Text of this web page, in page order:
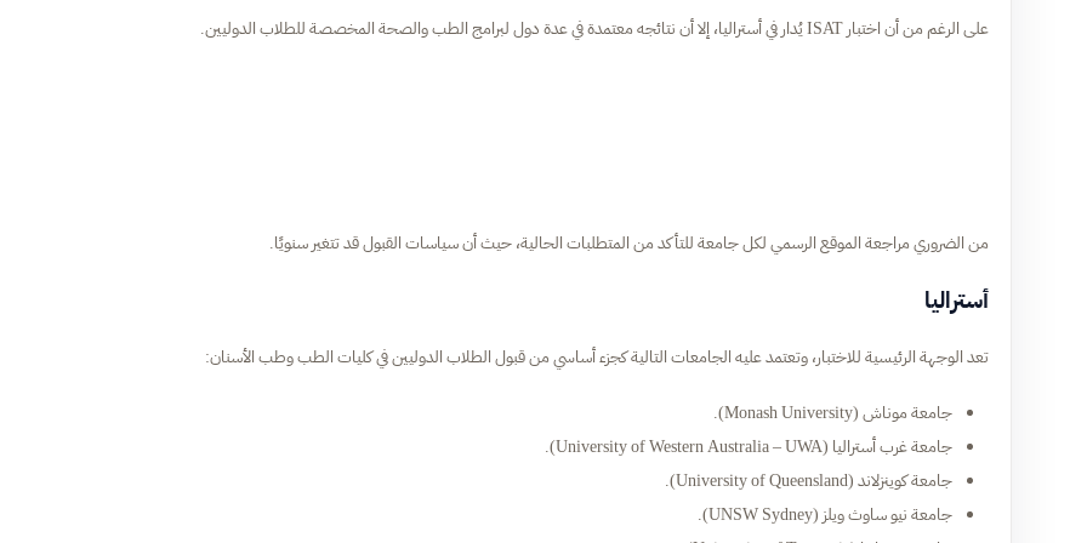
على الرغم من أن اختبار ISAT يُدار في أستراليا، إلا أن نتائجه معتمدة في عدة دول لبرامج الطب والصحة المخصصة للطلاب الدوليين.
من الضروري مراجعة الموقع الرسمي لكل جامعة للتأكد من المتطلبات الحالية، حيث أن سياسات القبول قد تتغير سنويًا.
أستراليا
تعد الوجهة الرئيسية للاختبار، وتعتمد عليه الجامعات التالية كجزء أساسي من قبول الطلاب الدوليين في كليات الطب وطب الأسنان:
جامعة موناش (Monash University).
جامعة غرب أستراليا (University of Western Australia – UWA).
جامعة كوينزلاند (University of Queensland).
جامعة نيو ساوث ويلز (UNSW Sydney).